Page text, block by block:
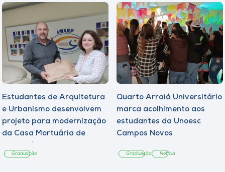
Estudantes de Arquitetura
e Urbanismo desenvolvem
projeto para modernização
da Casa Mortuária de
Graduação
Quarto Arraiá Universitário
marca acolhimento aos
estudantes da Unoesc
Campos Novos
Graduação Notícia